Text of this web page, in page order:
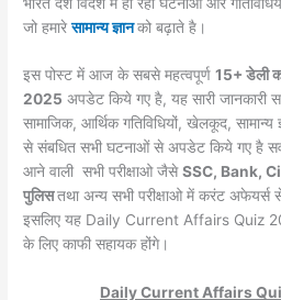
b
o
k
A
p
a e
g
er
Li
k
जो हमारेसामान्य ज्ञानको बढ़ाते है।
इस पोस्ट में आज के सबसे महत्वपूर्ण15+ डेली
2025 अपडेट किये गए है, यह सारी जानकारी
सामाजिक, आर्थिक गतिविधियों, खेलकूद, सामान्य
से संबधित सभी घटनाओं से अपडेट किये गए है
आने वाली सभी परीक्षाओ जैसेSSC, Bank,
पुलिसतथा अन्य सभी परीक्षाओ में करंटअफेयर्ससे
इसलिए यह Daily Current Affairs Quiz 20
के लिए काफी सहायक होंगे।
Daily Current Affairs